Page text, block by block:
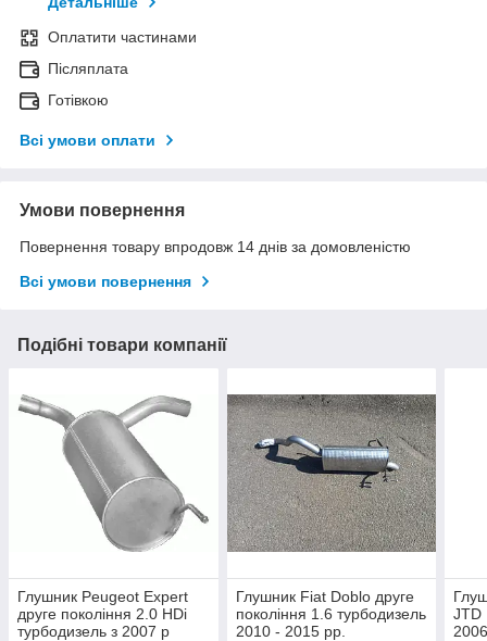
Оплатити частинами
Післяплата
Готівкою
Всі умови оплати
Умови повернення
Повернення товару впродовж 14 днів за домовленістю
Всі умови повернення
Подібні товари компанії
Глушник Peugeot Expert
друге покоління 2.0 HDi
турбодизель з 2007 р
Глушник Fiat Doblo друге
покоління 1.6 турбодизель
2010 - 2015 рр.
JTD